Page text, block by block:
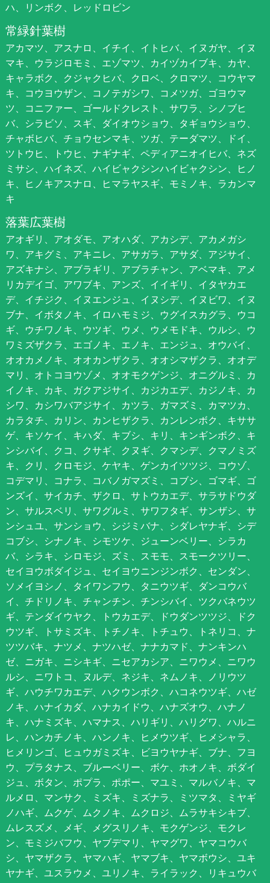
ハ、リンボク、レッドロビン
常緑針葉樹
アカマツ、アスナロ、イチイ、イトヒバ、イヌガヤ、イヌ
マキ、ウラジロモミ、エゾマツ、カイヅカイブキ、カヤ、
キャラボク、クジャクヒバ、クロベ、クロマツ、コウヤマ
キ、コウヨウザン、コノテガシワ、コメツガ、ゴヨウマ
ツ、コニファー、ゴールドクレスト、サワラ、シノブヒ
バ、シラビソ、スギ、ダイオウショウ、タギョウショウ、
チャボヒバ、チョウセンマキ、ツガ、テーダマツ、ドイ、
ツトウヒ、トウヒ、ナギナギ、ペディアニオイヒバ、ネズ
ミサシ、ハイネズ、ハイビャクシンハイビャクシン、ヒノ
キ、ヒノキアスナロ、ヒマラヤスギ、モミノキ、ラカンマ
キ
落葉広葉樹
アオギリ、アオダモ、アオハダ、アカシデ、アカメガシ
ワ、アキグミ、アキニレ、アサガラ、アサダ、アジサイ、
アズキナシ、アブラギリ、アブラチャン、アベマキ、アメ
リカデイゴ、アワブキ、アンズ、イイギリ、イタヤカエ
デ、イチジク、イヌエンジュ、イヌシデ、イヌビワ、イヌ
ブナ、イボタノキ、イロハモミジ、ウグイスカグラ、ウコ
ギ、ウチワノキ、ウツギ、ウメ、ウメモドキ、ウルシ、ウ
ワミズザクラ、エゴノキ、エノキ、エンジュ、オウバイ、
オオカメノキ、オオカンザクラ、オオシマザクラ、オオデ
マリ、オトコヨウゾメ、オオモクゲンジ、オニグルミ、カ
イノキ、カキ、ガクアジサイ、カジカエデ、カジノキ、カ
シワ、カシワバアジサイ、カツラ、ガマズミ、カマツカ、
カラタチ、カリン、カンヒザクラ、カンレンボク、キササ
ゲ、キソケイ、キハダ、キブシ、キリ、キンギンボク、キ
ンシバイ、クコ、クサギ、クヌギ、クマシデ、クマノミズ
キ、クリ、クロモジ、ケヤキ、ゲンカイツツジ、コウゾ、
コデマリ、コナラ、コバノガマズミ、コブシ、ゴマギ、ゴ
ンズイ、サイカチ、ザクロ、サトウカエデ、サラサドウダ
ン、サルスベリ、サワグルミ、サワフタギ、サンザシ、サ
ンシュユ、サンショウ、シジミバナ、シダレヤナギ、シデ
コブシ、シナノキ、シモツケ、ジューンベリー、シラカ
バ、シラキ、シロモジ、ズミ、スモモ、スモークツリー、
セイヨウボダイジュ、セイヨウニンジンボク、センダン、
ソメイヨシノ、タイワンフウ、タニウツギ、ダンコウバ
イ、チドリノキ、チャンチン、チンシバイ、ツクバネウツ
ギ、テンダイウヤク、トウカエデ、ドウダンツツジ、ドク
ウツギ、トサミズキ、トチノキ、トチュウ、トネリコ、ナ
ツツバキ、ナツメ、ナツハゼ、ナナカマド、ナンキンハ
ゼ、ニガキ、ニシキギ、ニセアカシア、ニワウメ、ニワウ
ルシ、ニワトコ、ヌルデ、ネジキ、ネムノキ、ノリウツ
ギ、ハウチワカエデ、ハクウンボク、ハコネウツギ、ハゼ
ノキ、ハナイカダ、ハナカイドウ、ハナズオウ、ハナノ
キ、ハナミズキ、ハマナス、ハリギリ、ハリグワ、ハルニ
レ、ハンカチノキ、ハンノキ、ヒメウツギ、ヒメシャラ、
ヒメリンゴ、ヒュウガミズキ、ビヨウヤナギ、ブナ、フヨ
ウ、プラタナス、ブルーベリー、ボケ、ホオノキ、ボダイ
ジュ、ボタン、ポプラ、ポポー、マユミ、マルバノキ、マ
ルメロ、マンサク、ミズキ、ミズナラ、ミツマタ、ミヤギ
ノハギ、ムクゲ、ムクノキ、ムクロジ、ムラサキシキブ、
ムレスズメ、メギ、メグスリノキ、モクゲンジ、モクレ
ン、モミジバフウ、ヤブデマリ、ヤマグワ、ヤマコウバ
シ、ヤマザクラ、ヤマハギ、ヤマブキ、ヤマボウシ、ユキ
ヤナギ、ユスラウメ、ユリノキ、ライラック、リキュウバ